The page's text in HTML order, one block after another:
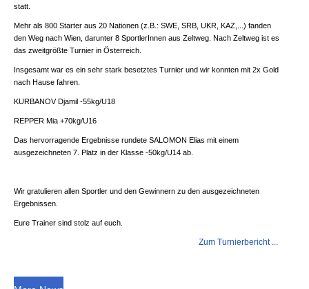
statt.
Mehr als 800 Starter aus 20 Nationen (z.B.: SWE, SRB, UKR, KAZ,...) fanden
den Weg nach Wien, darunter 8 SportlerInnen aus Zeltweg. Nach Zeltweg ist es
das zweitgrößte Turnier in Österreich.
Insgesamt war es ein sehr stark besetztes Turnier und wir konnten mit 2x Gold
nach Hause fahren.
KURBANOV Djamil -55kg/U18
REPPER Mia +70kg/U16
Das hervorragende Ergebnisse rundete SALOMON Elias mit einem
ausgezeichneten 7. Platz in der Klasse -50kg/U14 ab.
Wir gratulieren allen Sportler und den Gewinnern zu den ausgezeichneten
Ergebnissen.
Eure Trainer sind stolz auf euch.
Zum Turnierbericht ...